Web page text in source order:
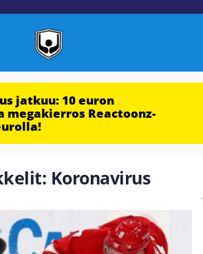
jatkuu: 10 euron
megakierros Reactoonz-
Koronavirus